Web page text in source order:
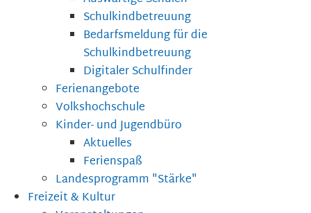
Schulkindbetreuung
Bedarfsmeldung für die
Schulkindbetreuung
Digitaler Schulfinder
Ferienangebote
Volkshochschule
Kinder- und Jugendbüro
Aktuelles
Ferienspaß
Landesprogramm "Stärke"
Freizeit & Kultur